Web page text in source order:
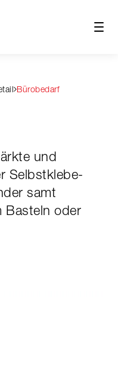
Bürobedarf
und
Selbstklebe-
samt
Basteln oder